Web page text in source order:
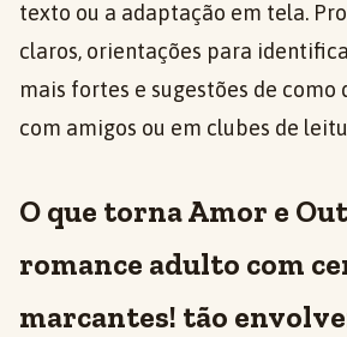
texto ou a adaptação em tela.
claros, orientações para
mais fortes e sugestões de como
com amigos ou em clubes de
O que torna Amor e
romance adulto com
marcantes! tão